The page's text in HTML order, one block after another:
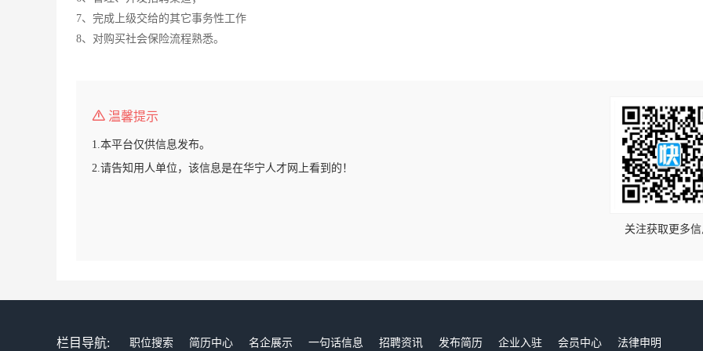
7、完成上级交给的其它事务性工作
8、对购买社会保险流程熟悉。
温馨提示
1.本平台仅供信息发布。
2.请告知用人单位，该信息是在华宁人才网上看到的！
关注获取更多
栏目导航: 职位搜索 简历中心 名企展示 一句话信息 招聘资讯 发布简历 企业入驻 会员中心 法律申明